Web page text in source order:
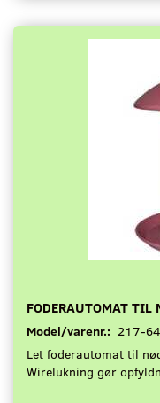
FODERAUTOMAT TIL
Model/varenr.: 217-
Let foderautomat til
Wirelukning gør